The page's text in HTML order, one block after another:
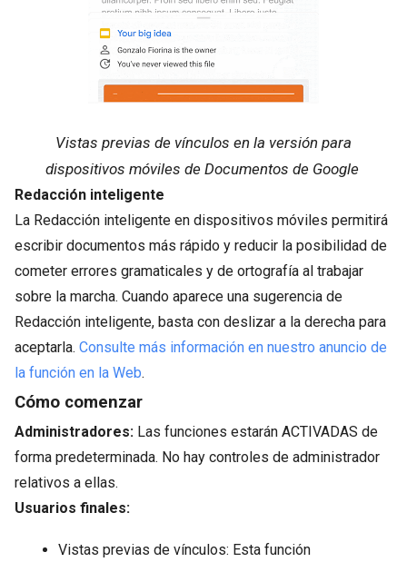
Vistas previas de vínculos en la versión para
dispositivos móviles de Documentos de Google
Redacción inteligente
La Redacción inteligente en dispositivos móviles permitirá
escribir documentos más rápido y reducir la posibilidad de
cometer errores gramaticales y de ortografía al trabajar
sobre la marcha. Cuando aparece una sugerencia de
Redacción inteligente, basta con deslizar a la derecha para
aceptarla. Consulte más información en nuestro anuncio de
la función en la Web.
Cómo comenzar
Administradores: Las funciones estarán ACTIVADAS de
forma predeterminada. No hay controles de administrador
relativos a ellas.
Usuarios finales:
Vistas previas de vínculos: Esta función